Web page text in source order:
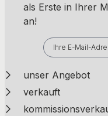
als Erste in Ihrer
an!
unser Angebot
verkauft